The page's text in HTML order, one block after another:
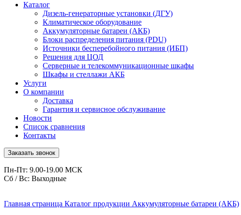
Каталог
Дизель-генераторные установки (ДГУ)
Климатическое оборудование
Аккумуляторные батареи (АКБ)
Блоки распределения питания (PDU)
Источники бесперебойного питания (ИБП)
Решения для ЦОД
Серверные и телекоммуникационные шкафы
Шкафы и стеллажи АКБ
Услуги
О компании
Доставка
Гарантия и сервисное обслуживание
Новости
Список сравнения
Контакты
Заказать звонок
Пн-Пт: 9.00-19.00 МСК
Сб / Вс: Выходные
Главная страница Каталог продукции Аккумуляторные батареи (АКБ)